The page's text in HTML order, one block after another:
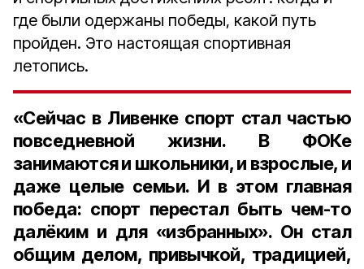
где были одержаны победы, какой путь
пройден. Это настоящая спортивная
летопись.
«Сейчас в Ливенке спорт стал частью
повседневной
жизни. В
ФОКе
занимаютсяи школьники,и взрослые, и
даже целые семьи. И в этом главная
победа: спорт перестал быть чем-то
далёким и для«избранных». Он стал
общим делом, привычкой, традицией,